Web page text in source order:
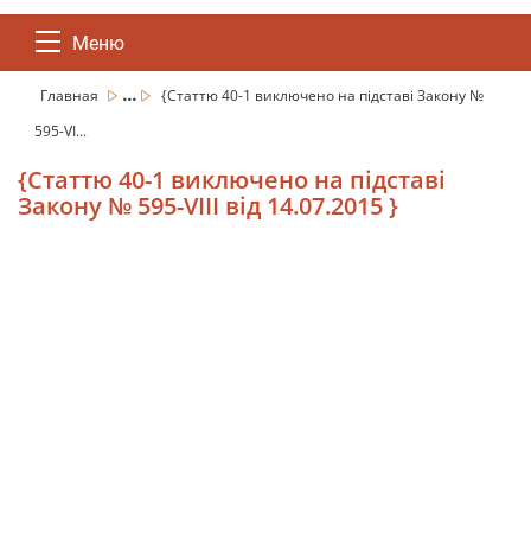
Меню
Главная ...
{Статтю 40-1 виключено на підставі Закону №
595-VI...
{Статтю 40-1 виключено на підставі
Закону № 595-VIII від 14.07.2015 }